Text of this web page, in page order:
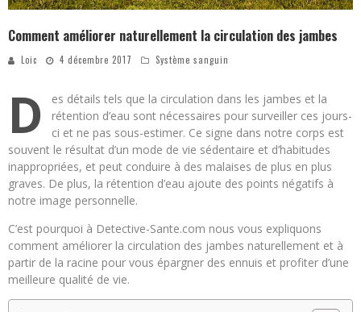
Comment améliorer naturellement la circulation des jambes
Loic 4 décembre 2017 Système sanguin
D
es détails tels que la circulation dans les jambes et la
rétention d’eau sont nécessaires pour surveiller ces jours-
ci et ne pas sous-estimer. Ce signe dans notre corps est
souvent le résultat d’un mode de vie sédentaire et d’habitudes
inappropriées, et peut conduire à des malaises de plus en plus
graves. De plus, la rétention d’eau ajoute des points négatifs à
notre image personnelle.
C’est pourquoi à Detective-Sante.com nous vous expliquons
comment améliorer la circulation des jambes naturellement et à
partir de la racine pour vous épargner des ennuis et profiter d’une
meilleure qualité de vie.